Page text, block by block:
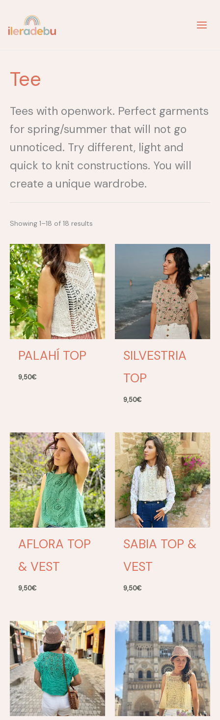
content
Tee
Tees with openwork. Perfect garments
for spring/summer that will not go
unnoticed. Try different, light and
quick to knit constructions. You will
create a unique wardrobe.
Showing 1–18 of 18 results
PALAHÍ TOP
9,50€
SILVESTRIA
TOP
9,50€
AFLORA TOP
& VEST
9,50€
SABIA TOP &
VEST
9,50€